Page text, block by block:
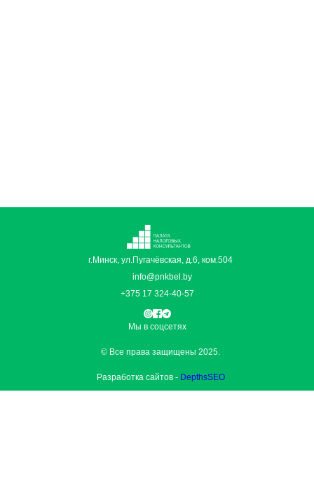
г.Минск, ул.Пугачёвская, д.6, ком.504
info@pnkbel.by
+375 17 324-40-57
Мы в соцсетях
© Все права защищены 2025.
Разработка сайтов - DepthsSEO